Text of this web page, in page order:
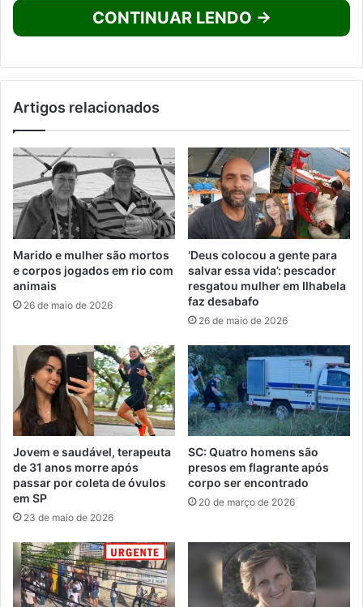
CONTINUAR LENDO →
Artigos relacionados
Marido e mulher são mortos
e corpos jogados em rio com
animais
26 de maio de 2026
‘Deus colocou a gente para
salvar essa vida’: pescador
resgatou mulher em Ilhabela
faz desabafo
26 de maio de 2026
Jovem e saudável, terapeuta
de 31 anos morre após
passar por coleta de óvulos
em SP
23 de maio de 2026
SC: Quatro homens são
presos em flagrante após
corpo ser encontrado
20 de março de 2026